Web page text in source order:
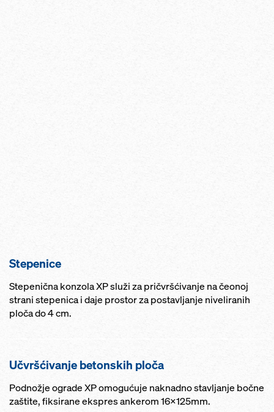
Stepenice
Stepenična konzola XP služi za pričvršćivanje na čeonoj
strani stepenica i daje prostor za postavljanje niveliranih
ploča do 4 cm.
Učvršćivanje betonskih ploča
Podnožje ograde XP omogućuje naknadno stavljanje bočne
zaštite, fiksirane ekspres ankerom 16x125mm.